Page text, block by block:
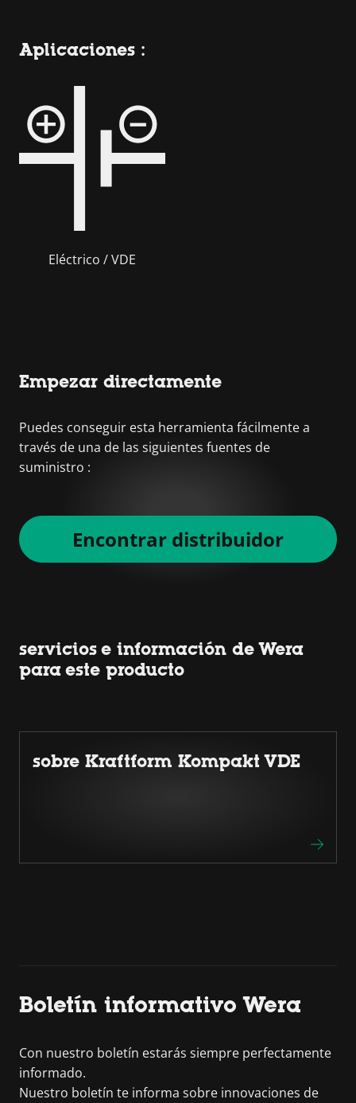
Aplicaciones :
Eléctrico / VDE
Empezar directamente
Puedes conseguir esta herramienta fácilmente a
través de una de las siguientes fuentes de
suministro :
Encontrar distribuidor
servicios e información de Wera
para este producto
sobre Kraftform Kompakt VDE
Boletín informativo Wera
Con nuestro boletín estarás siempre perfectamente
informado.
Nuestro boletín te informa sobre innovaciones de